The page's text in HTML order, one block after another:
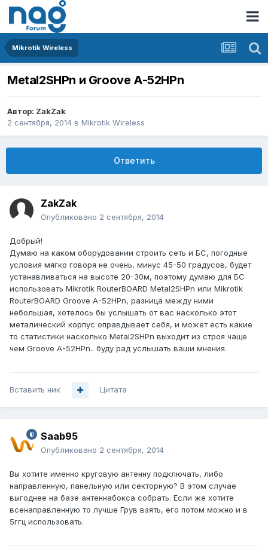
Mikrotik Wireless
Metal2SHPn и Groove A-52HPn
Автор: ZakZak
2 сентября, 2014 в Mikrotik Wireless
Ответить
ZakZak
Опубликовано 2 сентября, 2014
Добрый!
Думаю на каком оборудовании строить сеть и БС, погодные
условия мягко говоря не очень, минус 45-50 градусов, будет
устанавливаться на высоте 20-30м, поэтому думаю для БС
использовать Mikrotik RouterBOARD Metal2SHPn или Mikrotik
RouterBOARD Groove A-52HPn, разница между ними
небольшая, хотелось бы услышать от вас насколько этот
металический корпус оправдывает себя, и может есть какие
то статистики насколько Metal2SHPn выходит из строя чаще
чем Groove A-52HPn.. буду рад услышать ваши мнения.
Вставить ник Цитата
Saab95
Опубликовано 2 сентября, 2014
Вы хотите именно круговую антенну подключать, либо
направленную, панельную или секторную? В этом случае
выгоднее на базе антеннабокса собрать. Если же хотите
всенаправленную то лучше Грув взять, его потом можно и в
5ггц использовать.